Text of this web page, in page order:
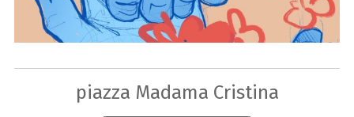
piazza Madama Cristina